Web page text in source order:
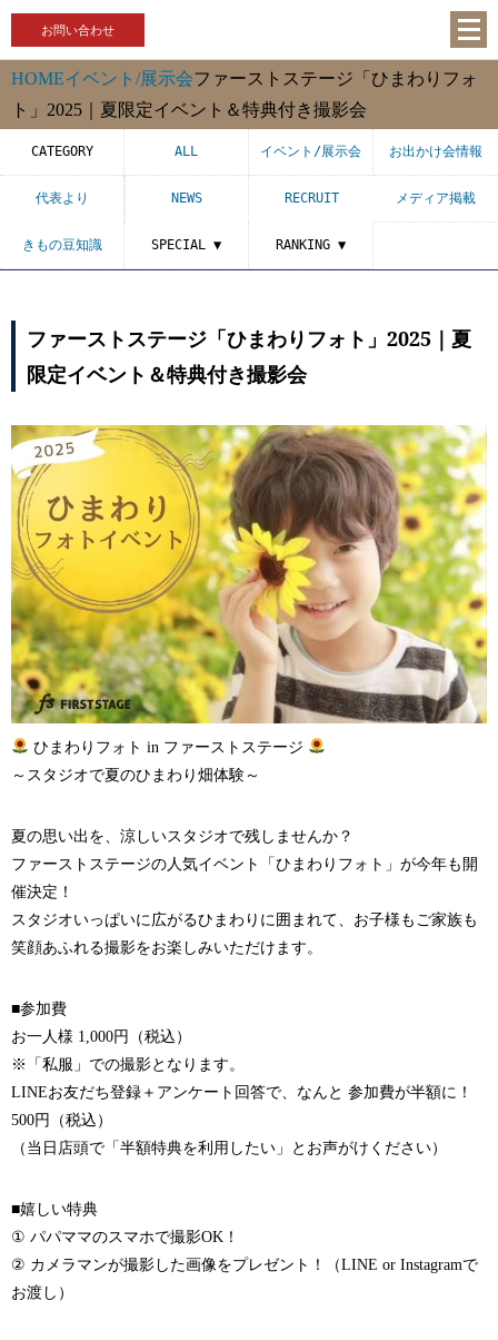
お問い合わせ
HOMEイベント/展示会ファーストステージ「ひまわりフォ
ト」2025｜夏限定イベント＆特典付き撮影会
CATEGORY ALL イベント/展示会 お出かけ会情報
代表より NEWS RECRUIT メディア掲載
きもの豆知識 SPECIAL ▼ RANKING ▼
ファーストステージ「ひまわりフォト」2025｜夏
限定イベント＆特典付き撮影会
ひまわりフォト in ファーストステージ
～スタジオで夏のひまわり畑体験～
夏の思い出を、涼しいスタジオで残しませんか？
ファーストステージの人気イベント「ひまわりフォト」が今年も開
催決定！
スタジオいっぱいに広がるひまわりに囲まれて、お子様もご家族も
笑顔あふれる撮影をお楽しみいただけます。
■参加費
お一人様 1,000円（税込）
※「私服」での撮影となります。
LINEお友だち登録＋アンケート回答で、なんと 参加費が半額に！
500円（税込）
（当日店頭で「半額特典を利用したい」とお声がけください）
■嬉しい特典
① パパママのスマホで撮影OK！
② カメラマンが撮影した画像をプレゼント！（LINE or Instagramで
お渡し）